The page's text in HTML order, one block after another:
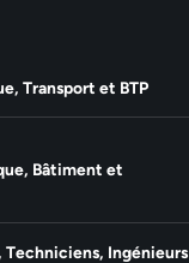
Transport et BTP
Bâtiment et
Techniciens, Ingénieurs